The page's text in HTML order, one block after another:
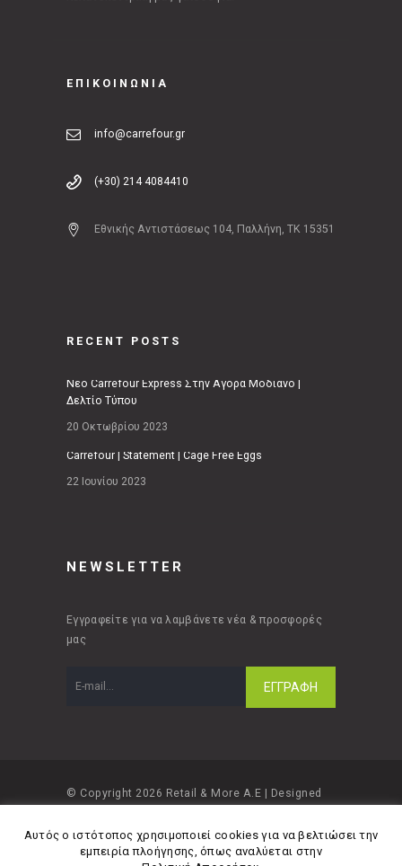
ΕΠΙΚΟΙΝΩΝΙΑ
info@carrefour.gr
(+30) 214 4084410
Εθνικής Αντιστάσεως 104, Παλλήνη, ΤΚ 15351
RECENT POSTS
Νέο Carrefour Express Στην Αγορά Μοδιάνο |
Δελτίο Τύπου
20 Οκτωβρίου 2023
Carrefour | Statement | Cage Free Eggs
22 Ιουνίου 2023
NEWSLETTER
Εγγραφείτε για να λαμβάνετε νέα & προσφορές
μας
© Copyright 2026 Retail & More A.E | Designed
Αυτός ο ιστότοπος χρησιμοποιεί cookies για να βελτιώσει την
εμπειρία πλοήγησης, όπως αναλύεται στην